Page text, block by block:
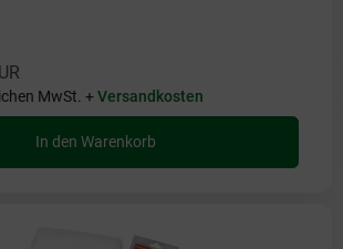
MwSt. +Versandkosten
In den Warenkorb